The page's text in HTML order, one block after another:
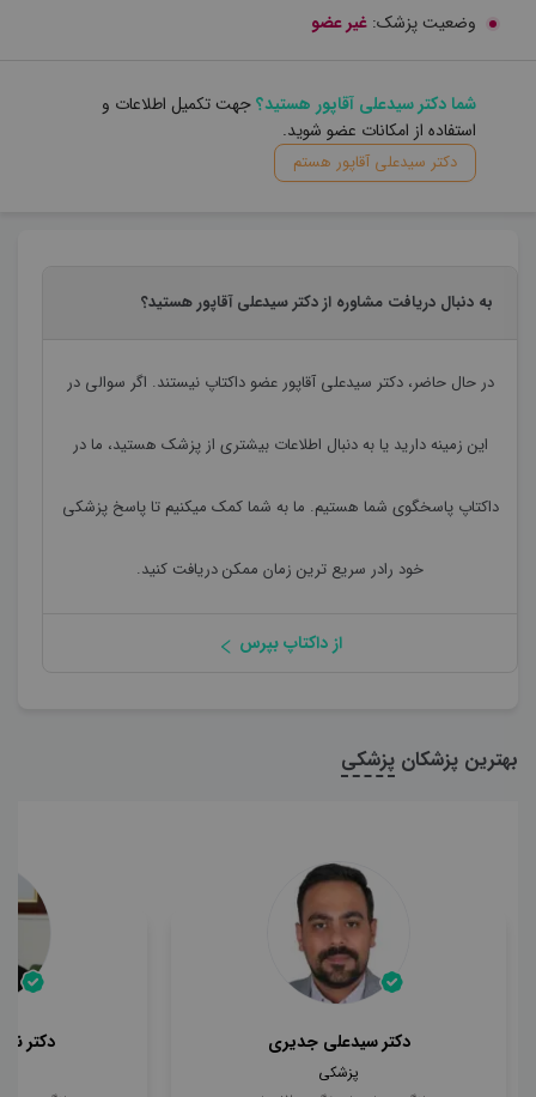
وضعیت پزشک: غیر عضو
شما دکتر سیدعلی آقاپور هستید؟جهت تکمیل اطلاعات و
استفاده از امکانات عضو شوید.
دکتر سیدعلی آقاپور هستم
به دنبال دریافت مشاوره از دکتر سیدعلی آقاپور هستید؟
در حال حاضر،دکتر سیدعلی آقاپورعضو داکتاپ نیستند. اگر سوالی در
این زمینه دارید یا به دنبال اطلاعات بیشتری از پزشک هستید، ما در
داکتاپ پاسخگوی شما هستیم. ما به شما کمک میکنیم تا پاسخ پزشکی
خود رادر سریع ترین زمان ممکن دریافت کنید.
از داکتاپ بپرس
بهترین پزشکان پزشکی
دکتر سیدعلی جدیری
پزشکی
دکتر